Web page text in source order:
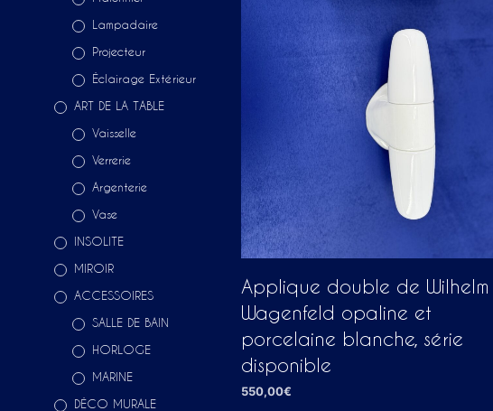
Lampadaire
Projecteur
Éclairage Extérieur
ART DE LA TABLE
Vaisselle
Verrerie
Argenterie
Vase
INSOLITE
MIROIR
ACCESSOIRES
SALLE DE BAIN
HORLOGE
MARINE
DÉCO MURALE
Applique double de Wilhelm
Wagenfeld opaline et
porcelaine blanche, série
disponible
550,00€